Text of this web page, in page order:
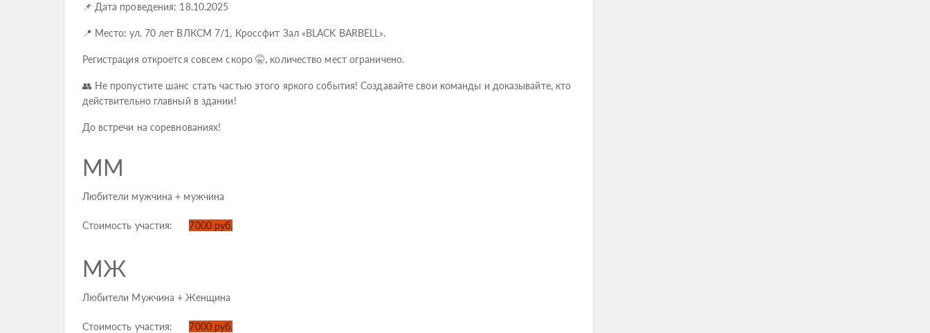
📌 Дата проведения: 18.10.2025
📍 Место: ул. 70 лет ВЛКСМ 7/1, Кроссфит Зал «BLACK BARBELL».
Регистрация откроется совсем скоро 🤫, количество мест ограничено.
👥 Не пропустите шанс стать частью этого яркого события! Создавайте свои команды и доказывайте, кто
действительно главный в здании!
До встречи на соревнованиях!
ММ
Любители мужчина + мужчина
Стоимость участия: 7000 руб.
МЖ
Любители Мужчина + Женщина
Стоимость участия: 7000 руб.